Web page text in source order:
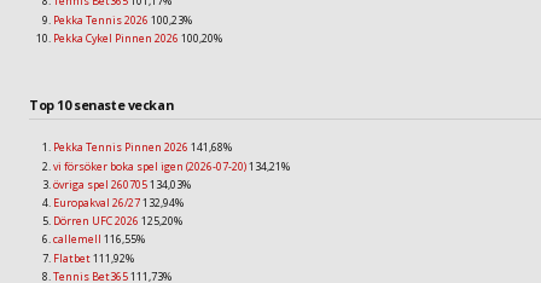
Pekka Tennis 2026 100,23%
Pekka Cykel Pinnen 2026 100,20%
Top 10 senaste veckan
Pekka Tennis Pinnen 2026 141,68%
vi försöker boka spel igen (2026-07-20)134,21%
övriga spel 260705134,03%
Europakval 26/27132,94%
Dörren UFC 2026 125,20%
callemell 116,55%
Flatbet111,92%
Tennis Bet365111,73%